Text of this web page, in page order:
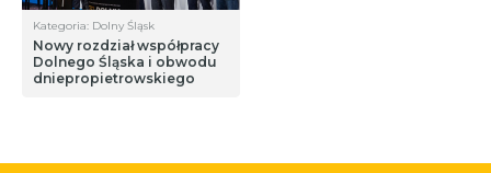
Kategoria: Dolny Śląsk
Nowy rozdział współpracy
Dolnego Śląska i obwodu
dniepropietrowskiego